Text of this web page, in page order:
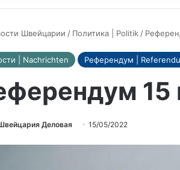
Швейцарии / Политика | Politik/
| Nachrichten Референдум |
15
Деловая 15/05/2022